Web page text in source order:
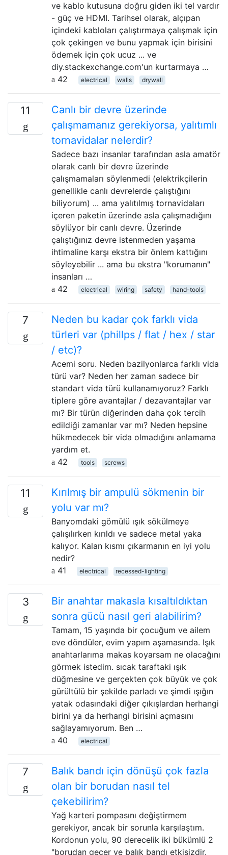
ve kablo kutusuna doğru giden iki tel vardır
- güç ve HDMI. Tarihsel olarak, alçıpan
içindeki kabloları çalıştırmaya çalışmak için
çok çekingen ve bunu yapmak için birisini
ödemek için çok ucuz ... ve
diy.stackexchange.com'un kurtarmaya …
42
electrical walls drywall
11
Canlı bir devre üzerinde
çalışmamanız gerekiyorsa, yalıtımlı
tornavidalar nelerdir?
Sadece bazı insanlar tarafından asla amatör
olarak canlı bir devre üzerinde
çalışmamaları söylenmedi (elektrikçilerin
genellikle canlı devrelerde çalıştığını
biliyorum) ... ama yalıtılmış tornavidaları
içeren paketin üzerinde asla çalışmadığını
söylüyor bir canlı devre. Üzerinde
çalıştığınız devre istenmeden yaşama
ihtimaline karşı ekstra bir önlem kattığını
söyleyebilir ... ama bu ekstra "korumanın"
insanları …
42
electrical wiring safety hand-tools
7
Neden bu kadar çok farklı vida
türleri var (phillps / flat / hex / star
/ etc)?
Acemi soru. Neden bazilyonlarca farklı vida
türü var? Neden her zaman sadece bir
standart vida türü kullanamıyoruz? Farklı
tiplere göre avantajlar / dezavantajlar var
mı? Bir türün diğerinden daha çok tercih
edildiği zamanlar var mı? Neden hepsine
hükmedecek bir vida olmadığını anlamama
yardım et.
42
tools screws
11
Kırılmış bir ampulü sökmenin bir
yolu var mı?
Banyomdaki gömülü ışık sökülmeye
çalışılırken kırıldı ve sadece metal yaka
kalıyor. Kalan kısmı çıkarmanın en iyi yolu
nedir?
41
electrical recessed-lighting
3
Bir anahtar makasla kısaltıldıktan
sonra gücü nasıl geri alabilirim?
Tamam, 15 yaşında bir çocuğum ve ailem
eve döndüler, evim yapım aşamasında. Işık
anahtarlarıma makas koyarsam ne olacağını
görmek istedim. sıcak taraftaki ışık
düğmesine ve gerçekten çok büyük ve çok
gürültülü bir şekilde parladı ve şimdi ışığın
yatak odasındaki diğer çıkışlardan herhangi
birini ya da herhangi birisini açmasını
sağlayamıyorum. Ben …
40
electrical
7
Balık bandı için dönüşü çok fazla
olan bir borudan nasıl tel
çekebilirim?
Yağ karteri pompasını değiştirmem
gerekiyor, ancak bir sorunla karşılaştım.
Kordonun yolu, 90 derecelik iki bükümlü 2
"borudan geçer ve balık bandı etkisizdir.